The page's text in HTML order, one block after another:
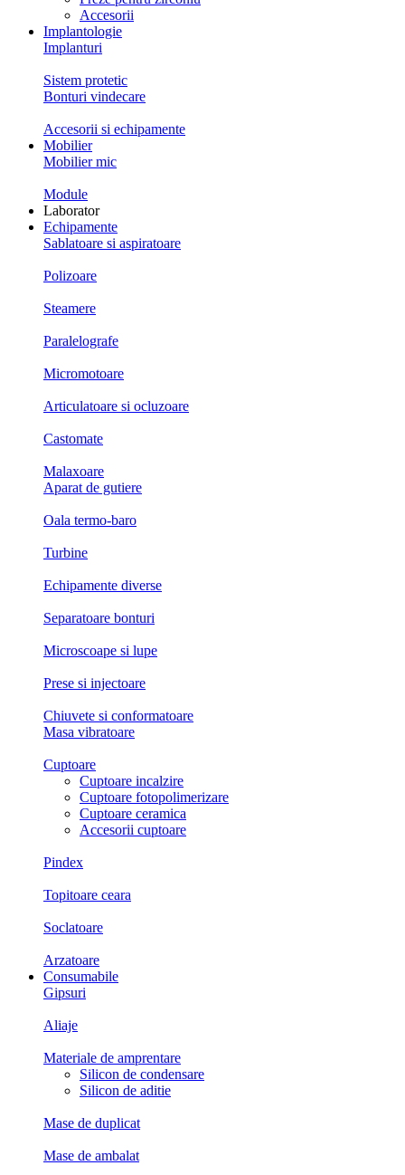
Accesorii
Implantologie
Implanturi
Sistem protetic
Bonturi vindecare
Accesorii si echipamente
Mobilier
Mobilier mic
Module
Laborator
Echipamente
Sablatoare si aspiratoare
Polizoare
Steamere
Paralelografe
Micromotoare
Articulatoare si ocluzoare
Castomate
Malaxoare
Aparat de gutiere
Oala termo-baro
Turbine
Echipamente diverse
Separatoare bonturi
Microscoape si lupe
Prese si injectoare
Chiuvete si conformatoare
Masa vibratoare
Cuptoare
Cuptoare incalzire
Cuptoare fotopolimerizare
Cuptoare ceramica
Accesorii cuptoare
Pindex
Topitoare ceara
Soclatoare
Arzatoare
Consumabile
Gipsuri
Aliaje
Materiale de amprentare
Silicon de condensare
Silicon de aditie
Mase de duplicat
Mase de ambalat